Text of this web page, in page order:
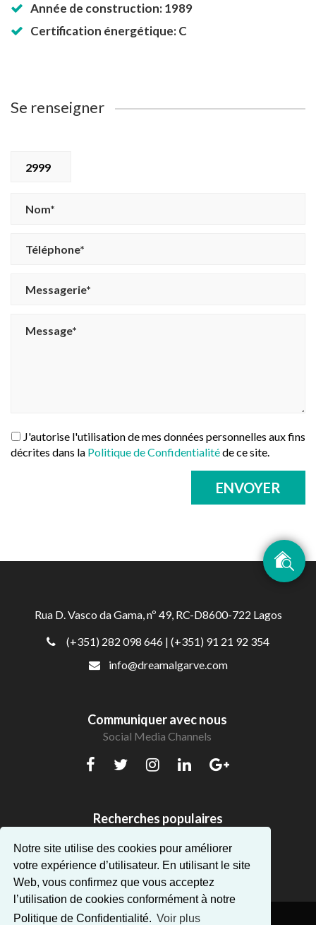
Notre site utilise des cookies pour améliorer
votre expérience d’utilisateur. En utilisant le site
Web, vous confirmez que vous acceptez
l’utilisation de cookies conformément à notre
Politique de Confidentialité. Voir plus
Année de construction: 1989
Certification énergétique: C
Se renseigner
2999
J'autorise l'utilisation de mes données personnelles aux fins
décrites dans la Politique de Confidentialitéde ce site.
ENVOYER
Rua D. Vasco da Gama, nº 49, RC-D8600-722 Lagos
(+351) 282 098 646 | (+351) 91 21 92 354
info@dreamalgarve.com
Communiquer avec nous
Social Media Channels
Recherches populaires
Beaux appartements en Algarve